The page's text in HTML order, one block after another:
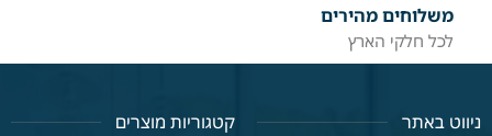
משלוחים מהירים
לכל חלקי הארץ
ניווט באתר קטגוריות מוצרים